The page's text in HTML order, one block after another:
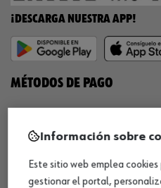
¡DESCARGA NUESTRA APP!
MÉTODOS DE PAGO
¡SÍGUENOS!
Información sobre
Este sitio web emplea
gestionar el portal,